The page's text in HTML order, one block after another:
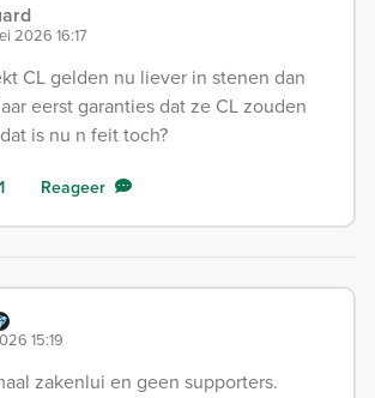
2026 16:17
CL gelden nu liever in stenen dan
eerst garanties dat ze CL zouden
is nu n feit toch?
1 Reageer
15:19
zakenlui en geen supporters.